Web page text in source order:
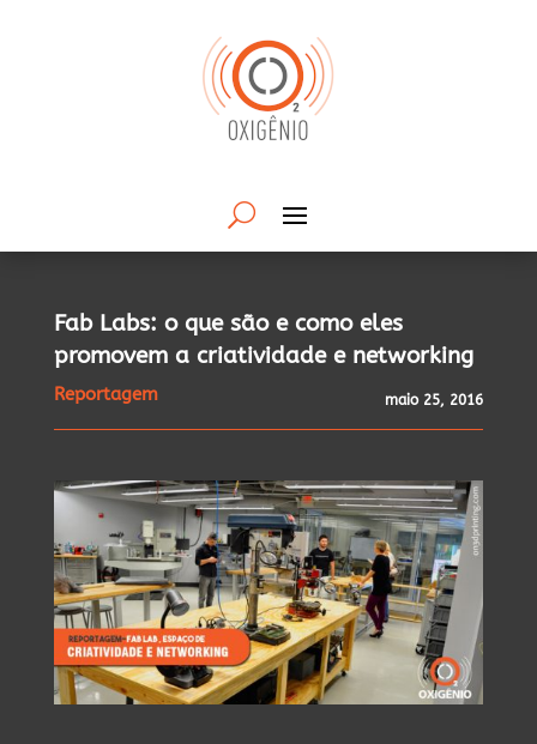
Fab Labs: o que são e como eles
promovem a criatividade e networking
Reportagem maio 25, 2016